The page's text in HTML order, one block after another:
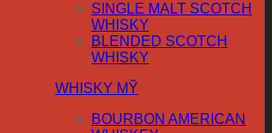
SINGLE MALT SCOTCH
WHISKY
BLENDED SCOTCH
WHISKY
WHISKY MỸ
BOURBON AMERICAN